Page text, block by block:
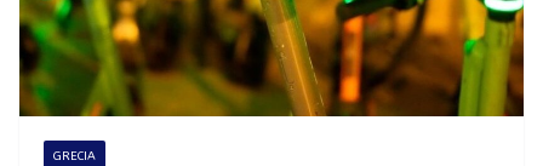
GRECIA